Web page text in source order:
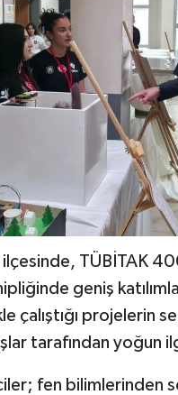
ilçesinde, TÜBİTAK
geniş
çalıştığı projelerin
tarafından yoğun
fen bilimlerinden